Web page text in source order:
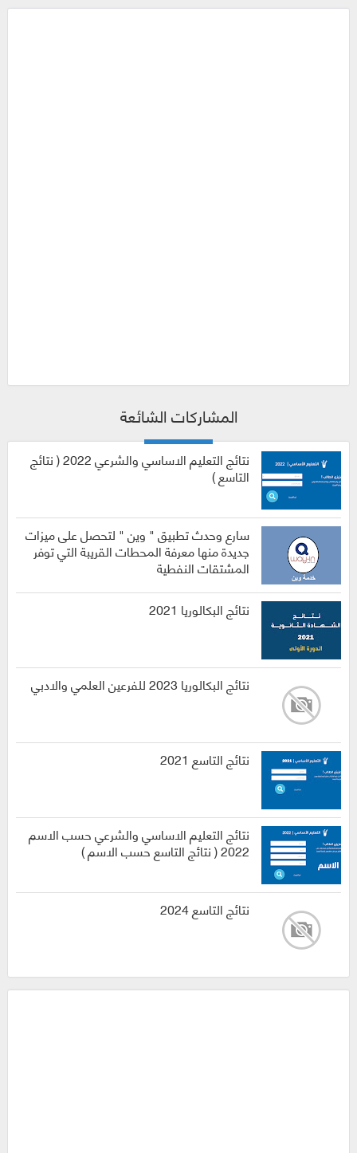
المشاركات الشائعة
نتائج التعليم الاساسي والشرعي 2022 ( نتائج
التاسع )
سارع وحدث تطبيق " وين " لتحصل على ميزات
جديدة منها معرفة المحطات القريبة التي توفر
المشتقات النفطية
نتائج البكالوريا 2021
نتائج البكالوريا 2023 للفرعين العلمي والادبي
نتائج التاسع 2021
نتائج التعليم الاساسي والشرعي حسب الاسم
2022 ( نتائج التاسع حسب الاسم )
نتائج التاسع 2024